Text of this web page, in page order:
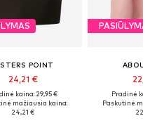
POINT
24,21 €
kaina: 29,95 €
mažiausia kaina:
24,21 €
Pradinė
Paskutinė